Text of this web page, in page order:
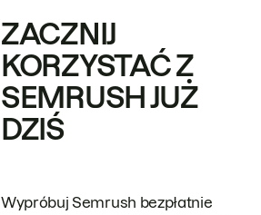
ZACZNIJ
KORZYSTAĆ Z
SEMRUSH JUŻ
DZIŚ
Wypróbuj Semrush bezpłatnie